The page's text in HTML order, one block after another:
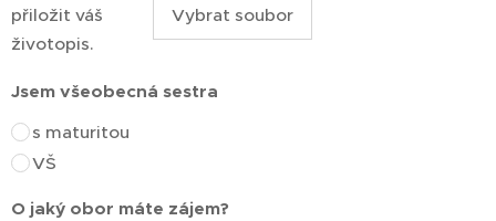
přiložit váš
životopis.
Vybrat soubor
Jsem všeobecná sestra
s maturitou
VŠ
O jaký obor máte zájem?